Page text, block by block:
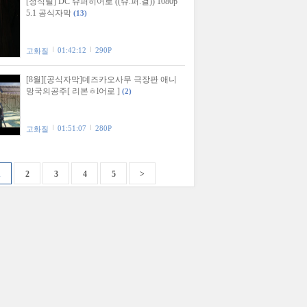
5.1 공식자막 (13)
고화질 01:42:12 290P
[8월][공식자막]데즈카오사무 극장판 애니
망국의공주[ 리본ㅎl어로 ] (2)
고화질 01:51:07 280P
2 3 4 5 >